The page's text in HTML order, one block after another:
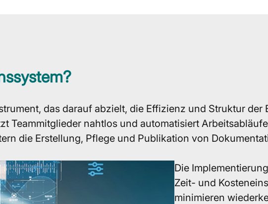
das darauf abzielt, die Effizienz und Struktur
Teammitglieder nahtlos und automatisiert
die Erstellung, Pflege und Publikation von
Die
Zeit- und
minimieren